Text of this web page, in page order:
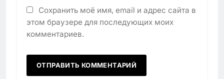
Сохранить моё имя, email и адрес сайта в
этом браузере для последующих моих
комментариев.